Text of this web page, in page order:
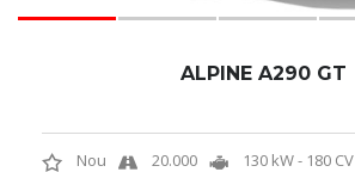
ALPINE A290 GT
Nou 20.000 130 kW - 180 CV